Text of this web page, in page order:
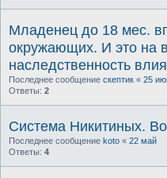
Младенец до 18 мес.
окружающих. И это на
наследственность
Последнее сообщение скептик « 25
Ответы: 2
Система Никитиных.
Последнее сообщение koto « 22 май
Ответы: 4